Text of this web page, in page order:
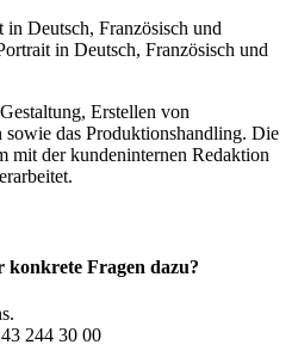
in Deutsch, Französisch und
in Deutsch, Französisch und
Erstellen von
das Produktionshandling. Die
mit der kundeninternen Redaktion
erarbeitet.
konkrete Fragen dazu?
244 30 00